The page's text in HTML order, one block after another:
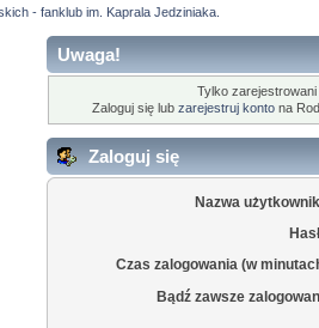
- fanklub im. Kaprala Jedziniaka.
Uwaga!
Tylko
Zaloguj się lub zarejestruj konto na
Zaloguj się
Nazwa
Czas zalogowania (w
Bądź zawsze